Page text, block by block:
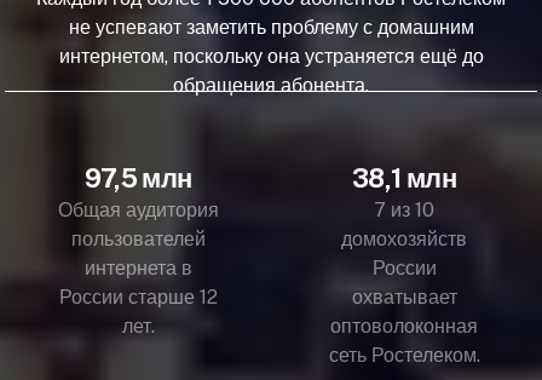
не успевают заметить проблему с домашним
интернетом, поскольку она устраняется ещё до
обращения абонента.
97,5 млн
Общая аудитория
пользователей
интернета в
России старше 12
лет.
38,1 млн
7 из 10
домохозяйств
России
охватывает
оптоволоконная
сеть Ростелеком.